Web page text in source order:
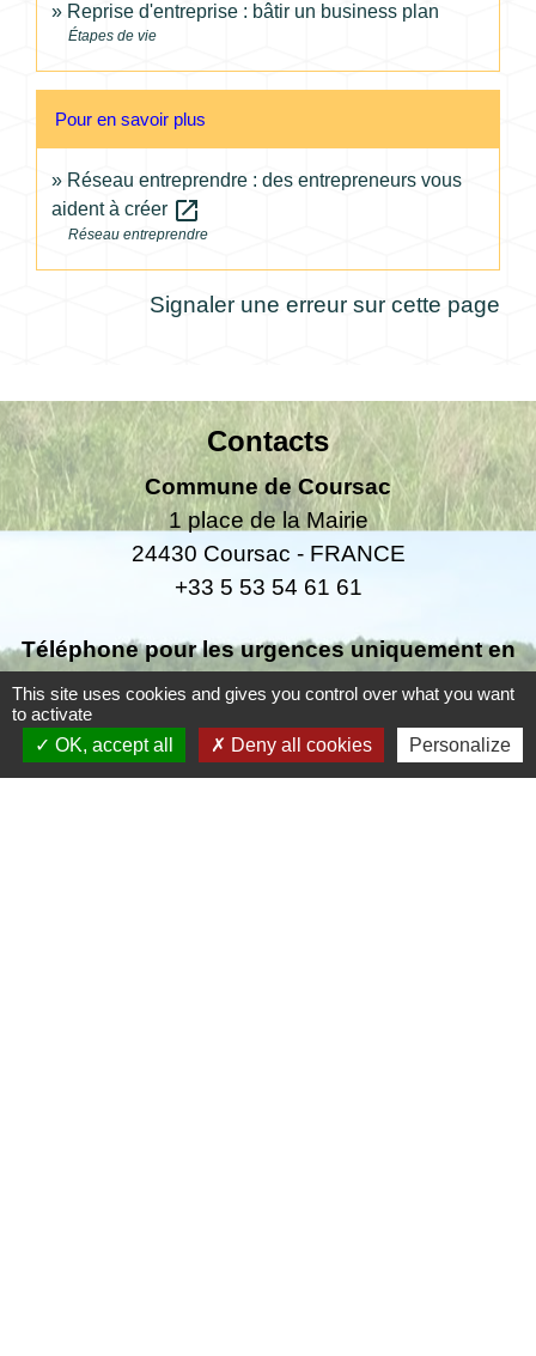
Reprise d'entreprise : bâtir un business plan
Étapes de vie
Pour en savoir plus
Réseau entreprendre : des entrepreneurs vous
aident à créer open_in_new
Réseau entreprendre
Signaler une erreur sur cette page
Contacts
Commune de Coursac
1 place de la Mairie
24430 Coursac - FRANCE
+33 5 53 54 61 61
Téléphone pour les urgences uniquement en
dehors des horaires d'ouverture de la mairie
This site uses cookies and gives you control over what you want
to activate
OK, accept all
Deny all cookies Personalize